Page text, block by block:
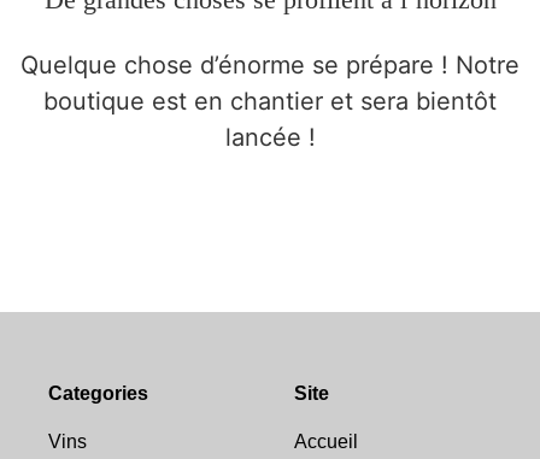
Quelque chose d’énorme se prépare ! Notre
boutique est en chantier et sera bientôt
lancée !
Categories
Vins
Site
Accueil